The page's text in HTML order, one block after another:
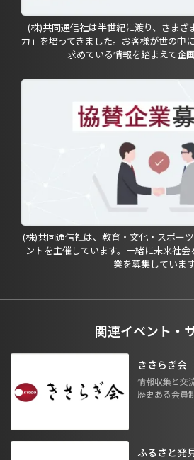
(株)共同通信社は半世紀に渡り、さまざ
力」を培ってきました。お客様が世の中
求めている情報を踏まえて企画
(株)共同通信社は、教育・文化・スポー
ントを主催しています。一緒に未来社
業を募集しています
関連イベント・
きさらぎ会
情報収集と交
歴史ある会員
ふるさと発